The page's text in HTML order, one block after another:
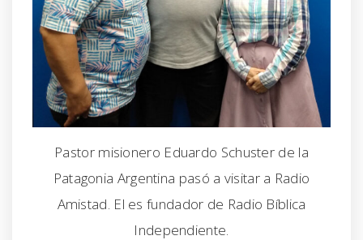
Pastor misionero Eduardo Schuster de la
Patagonia Argentina pasó a visitar a Radio
Amistad. El es fundador de Radio Bíblica
Independiente.